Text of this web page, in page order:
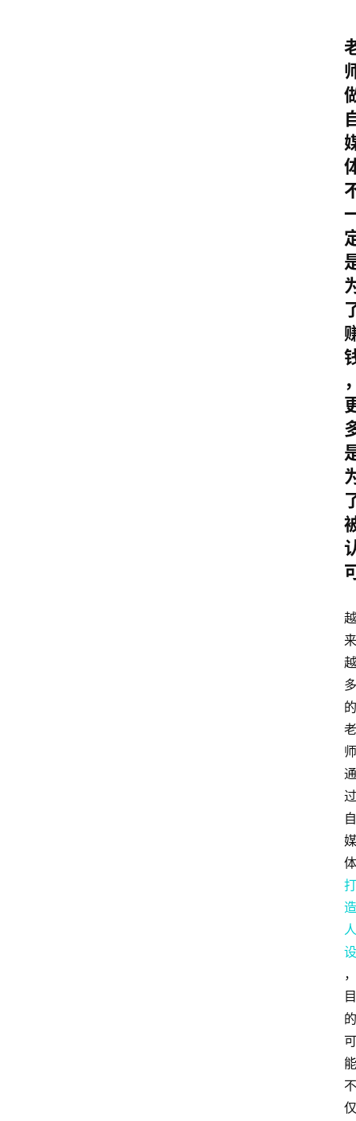
越
来
越
多
的
老
师
通
过
自
媒
体
打
造
人
设
，
目
的
可
能
不
仅